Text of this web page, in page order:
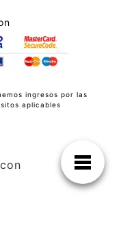
ingresos por las
aplicables